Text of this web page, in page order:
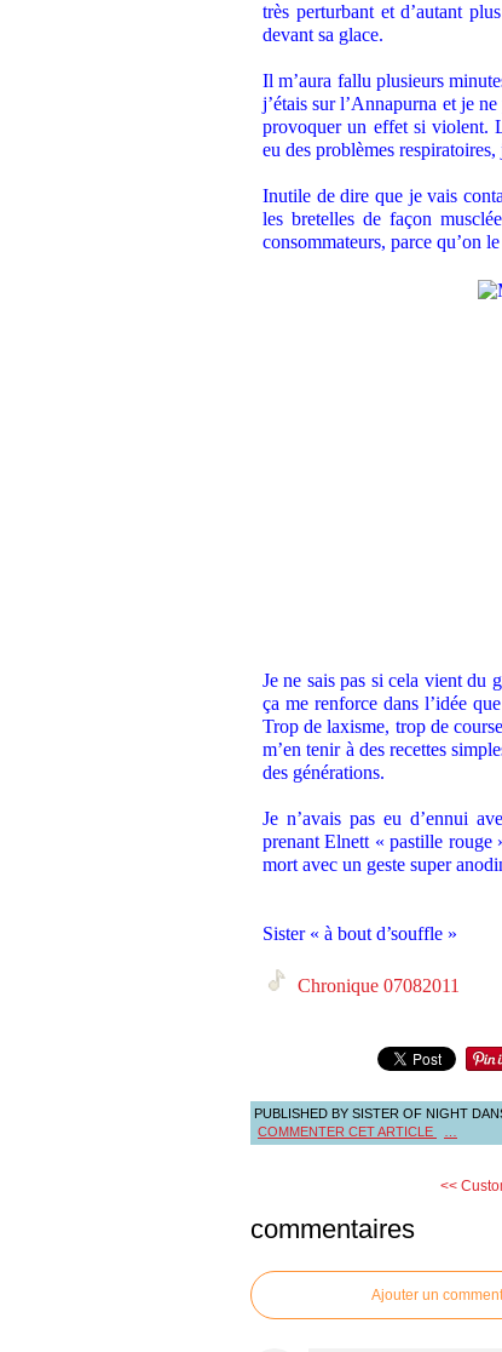
très perturbant et d’autant
devant sa glace.
Il m’aura fallu plusieurs
j’étais sur l’Annapurna et je
provoquer un effet si violent.
eu des problèmes
Inutile de dire que je vais
les bretelles de façon
consommateurs, parce qu’on
Je ne sais pas si cela vient du
ça me renforce dans l’idée
Trop de laxisme, trop de
m’en tenir à des recettes
des générations.
Je n’avais pas eu d’ennui
prenant Elnett « pastille
mort avec un geste super
Sister « à bout d’souffle »
Chronique 07082011
PUBLISHED BY SISTER OF NIGHT
COMMENTER CET ARTICLE
<<
commentaires
Ajouter un